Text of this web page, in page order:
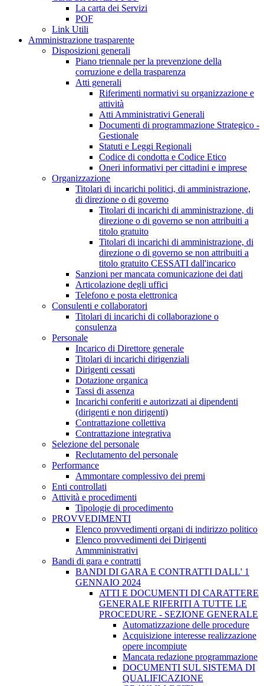
La carta dei Servizi
POF
Link Utili
Amministrazione trasparente
Disposizioni generali
Piano triennale per la prevenzione della
corruzione e della trasparenza
Atti generali
Riferimenti normativi su organizzazione e
attività
Atti Amministrativi Generali
Documenti di programmazione Strategico -
Gestionale
Statuti e Leggi Regionali
Codice di condotta e Codice Etico
Oneri informativi per cittadini e imprese
Organizzazione
Titolari di incarichi politici, di amministrazione,
di direzione o di governo
Titolari di incarichi di amministrazione, di
direzione o di governo se non attribuiti a
titolo gratuito
Titolari di incarichi di amministrazione, di
direzione o di governo se non attribuiti a
titolo gratuito CESSATI dall'incarico
Sanzioni per mancata comunicazione dei dati
Articolazione degli uffici
Telefono e posta elettronica
Consulenti e collaboratori
Titolari di incarichi di collaborazione o
consulenza
Personale
Incarico di Direttore generale
Titolari di incarichi dirigenziali
Dirigenti cessati
Dotazione organica
Tassi di assenza
Incarichi conferiti e autorizzati ai dipendenti
(dirigenti e non dirigenti)
Contrattazione collettiva
Contrattazione integrativa
Selezione del personale
Reclutamento del personale
Performance
Ammontare complessivo dei premi
Enti controllati
Attività e procedimenti
Tipologie di procedimento
PROVVEDIMENTI
Elenco provvedimenti organi di indirizzo politico
Elenco provvedimenti dei Dirigenti
Ammministrativi
Bandi di gara e contratti
BANDI DI GARA E CONTRATTI DALL' 1
GENNAIO 2024
ATTI E DOCUMENTI DI CARATTERE
GENERALE RIFERITI A TUTTE LE
PROCEDURE - SEZIONE GENERALE
Automatizzazione delle procedure
Acquisizione interesse realizzazione
opere incompiute
Mancata redazione programmazione
DOCUMENTI SUL SISTEMA DI
QUALIFICAZIONE